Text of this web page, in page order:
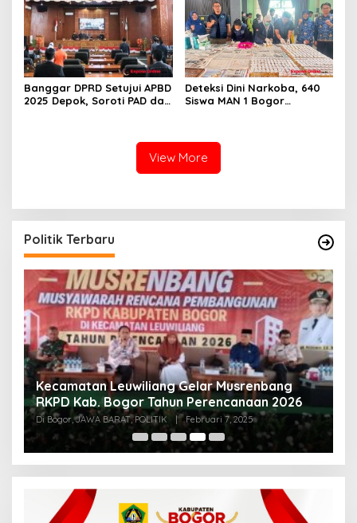
Banggar DPRD Setujui APBD
2025 Depok, Soroti PAD dan
Deteksi Dini Narkoba, 640
Siswa MAN 1 Bogor
View More
Politik Terbaru
Kecamatan Leuwiliang Gelar Musrenbang
RKPD Kab. Bogor Tahun Perencanaan 2026
Di Bogor, JAWA BARAT, POLITIK | Februari 7, 2025